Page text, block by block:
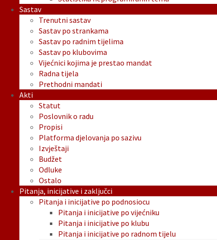
Sastav
Trenutni sastav
Sastav po strankama
Sastav po radnim tijelima
Sastav po klubovima
Vijećnici kojima je prestao mandat
Radna tijela
Prethodni mandati
Akti
Statut
Poslovnik o radu
Propisi
Platforma djelovanja po sazivu
Izvještaji
Budžet
Odluke
Ostalo
Pitanja, inicijative i zaključci
Pitanja i inicijative po podnosiocu
Pitanja i inicijative po vijećniku
Pitanja i inicijative po klubu
Pitanja i inicijative po radnom tijelu